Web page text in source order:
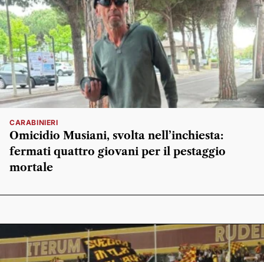
CARABINIERI
Omicidio Musiani, svolta nell’inchiesta:
fermati quattro giovani per il pestaggio
mortale